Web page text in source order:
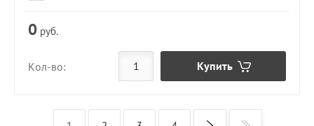
Кол-во:
0 руб.
Купить